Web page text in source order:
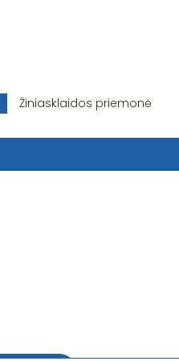
Žiniasklaidos priemonė